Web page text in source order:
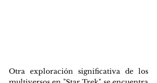
Otra exploración significativa de los